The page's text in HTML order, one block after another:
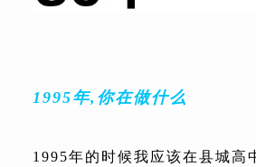
1995年,你在做什么
1995年的时候我应该在县城高